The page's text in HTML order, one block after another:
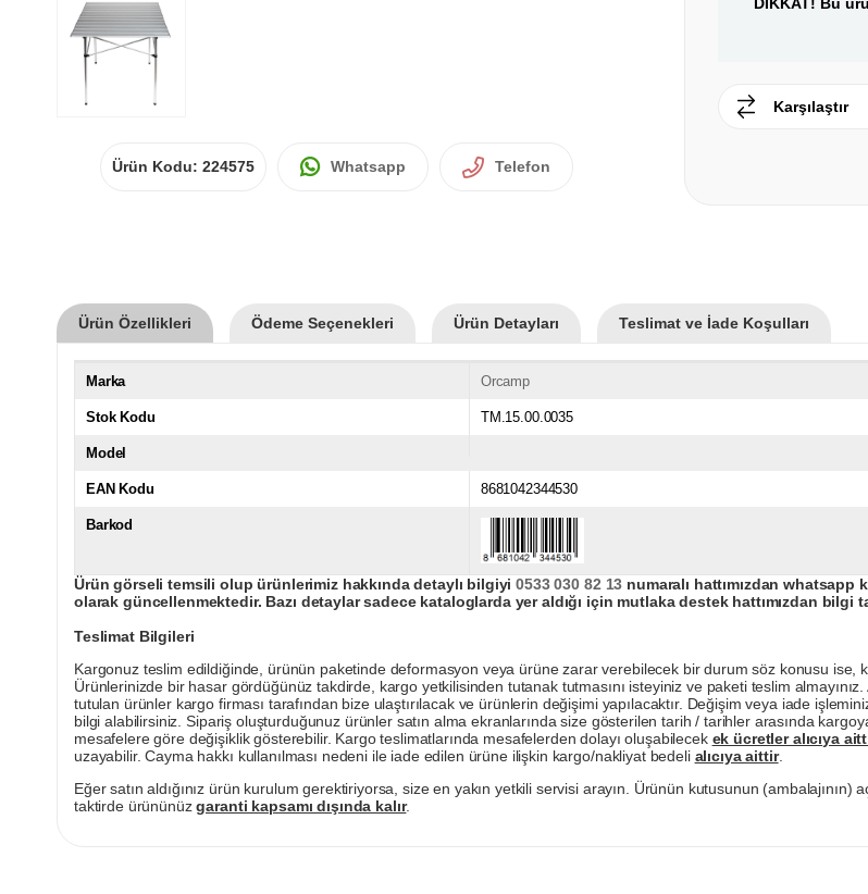
Ürün Kodu: 224575 Whatsapp Telefon
Karşılaştır
Ürün Özellikleri Ödeme Seçenekleri Ürün Detayları Teslimat ve İade Koşulları
Marka Orcamp
Stok Kodu TM.15.00.0035
Model
EAN Kodu 8681042344530
Barkod
Ürün görseli temsili olup ürünlerimiz hakkında detaylı bilgiyi0533 030 82 13 numaralı hattımızdan
olarak güncellenmektedir. Bazı detaylar sadece kataloglarda yer aldığı için mutlaka destek hattımızdan bilgi
Teslimat Bilgileri
Kargonuz teslim edildiğinde, ürünün paketinde deformasyon veya ürüne zarar verebilecek bir durum söz konusu
Ürünlerinizde bir hasar gördüğünüz takdirde, kargo yetkilisinden tutanak tutmasını isteyiniz ve paketi teslim
tutulan ürünler kargo firması tarafından bize ulaştırılacak ve ürünlerin değişimi yapılacaktır. Değişim veya iade
bilgi alabilirsiniz. Sipariş oluşturduğunuz ürünler satın alma ekranlarında size gösterilen tarih / tarihler arasında
mesafelere göre değişiklik gösterebilir. Kargo teslimatlarında mesafelerden dolayı oluşabilecek ek ücretler alıcıya
uzayabilir. Cayma hakkı kullanılması nedeni ile iade edilen ürüne ilişkin kargo/nakliyat bedeli alıcıya aittir.
Eğer satın aldığınız ürün kurulum gerektiriyorsa, size en yakın yetkili servisi arayın. Ürünün kutusunun (ambalajının)
taktirde ürününüzgaranti kapsamı dışında kalır.